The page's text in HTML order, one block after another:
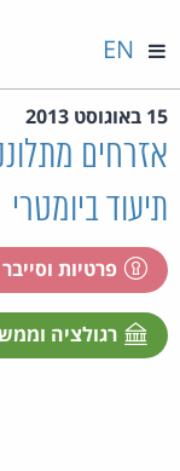
EN
15 באוגוסט 2013
אזרחים
תיעוד ביומטרי
פרטיות וסייבר
רגולציה